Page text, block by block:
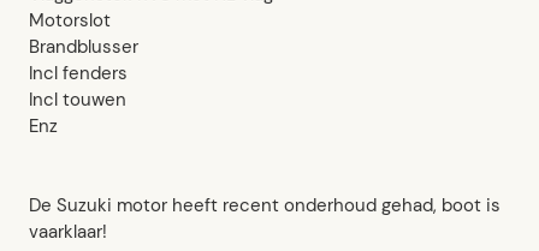
Motorslot
Brandblusser
Incl fenders
Incl touwen
Enz
De Suzuki motor heeft recent onderhoud gehad, boot is
vaarklaar!